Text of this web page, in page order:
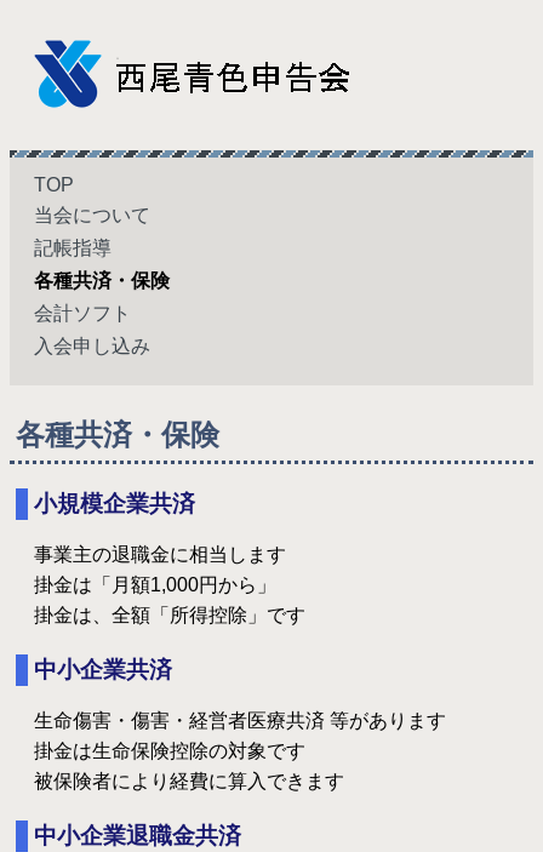
TOP
当会について
記帳指導
各種共済・保険
会計ソフト
入会申し込み
各種共済・保険
小規模企業共済
事業主の退職金に相当します
掛金は「月額1,000円から」
掛金は、全額「所得控除」です
中小企業共済
生命傷害・傷害・経営者医療共済 等があります
掛金は生命保険控除の対象です
被保険者により経費に算入できます
中小企業退職金共済